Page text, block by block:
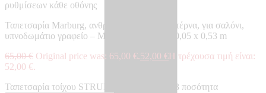
ρυθμίσεων κάθε οθόνης
Ταπετσαρία Marburg, ανθρακί, ξύλο, 3d, μοντέρνα, για σαλόνι,
υπνοδωμάτιο γραφείο – Made in Germany, 10,05 x 0,53 m
65,00€ Original price was: 65,00 €.52,00 €Η τρέχουσα τιμή είναι:
52,00 €.
Ταπετσαρία τοίχου STRUKTURA - ST45743 ποσότητα